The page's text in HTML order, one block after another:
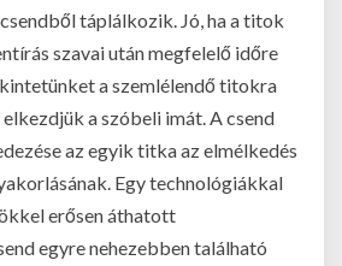
táplálkozik. Jó, ha a titok
szavai után megfelelő időre
a szemlélendő titokra
a szóbeli imát. A csend
az egyik titka az elmélkedés
Egy technológiákkal
erősen áthatott
egyre nehezebben található